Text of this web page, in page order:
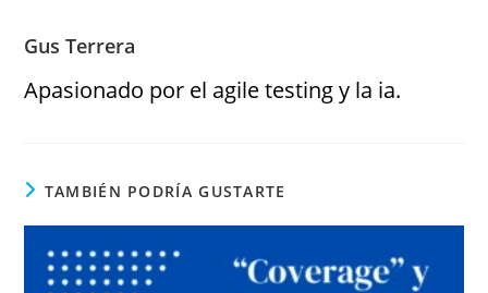
Gus Terrera
Apasionado por el agile testing y la ia.
TAMBIÉN PODRÍA GUSTARTE